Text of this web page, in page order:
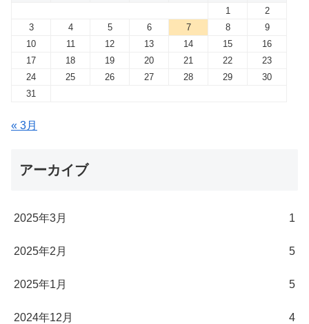
1
2
3
4 5 6 7 8
9
10
11 12 13 14 15
16
17
18 19 20 21 22
23
24
25 26 27 28 29
30
31
« 3月
アーカイブ
2025年3月 1
2025年2月 5
2025年1月 5
2024年12月 4